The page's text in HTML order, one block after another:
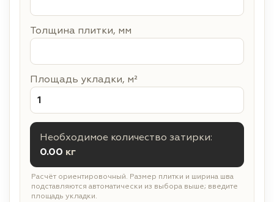
Толщина плитки, мм
Площадь укладки, м²
Необходимое количество затирки:
0.00 кг
Расчёт ориентировочный. Размер плитки и ширина шва
подставляются автоматически из выбора выше; введите
площадь укладки.